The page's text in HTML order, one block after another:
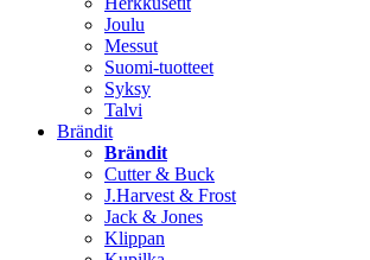
Joulu
Messut
Suomi-tuotteet
Syksy
Talvi
Brändit
Brändit
Cutter & Buck
J.Harvest & Frost
Jack & Jones
Klippan